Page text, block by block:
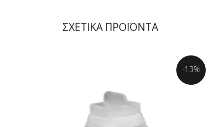
ΣΧΕΤΙΚΑ ΠΡΟΪΟΝΤΑ
-13%